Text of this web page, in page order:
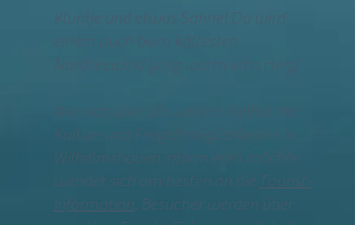
Wer sich über die weitere Vielfalt der
Kultur- und Freizeitmöglichkeiten in
Wilhelmshaven informieren möchte,
wendet sich am besten an die Tourist-
Information. Besucher werden über